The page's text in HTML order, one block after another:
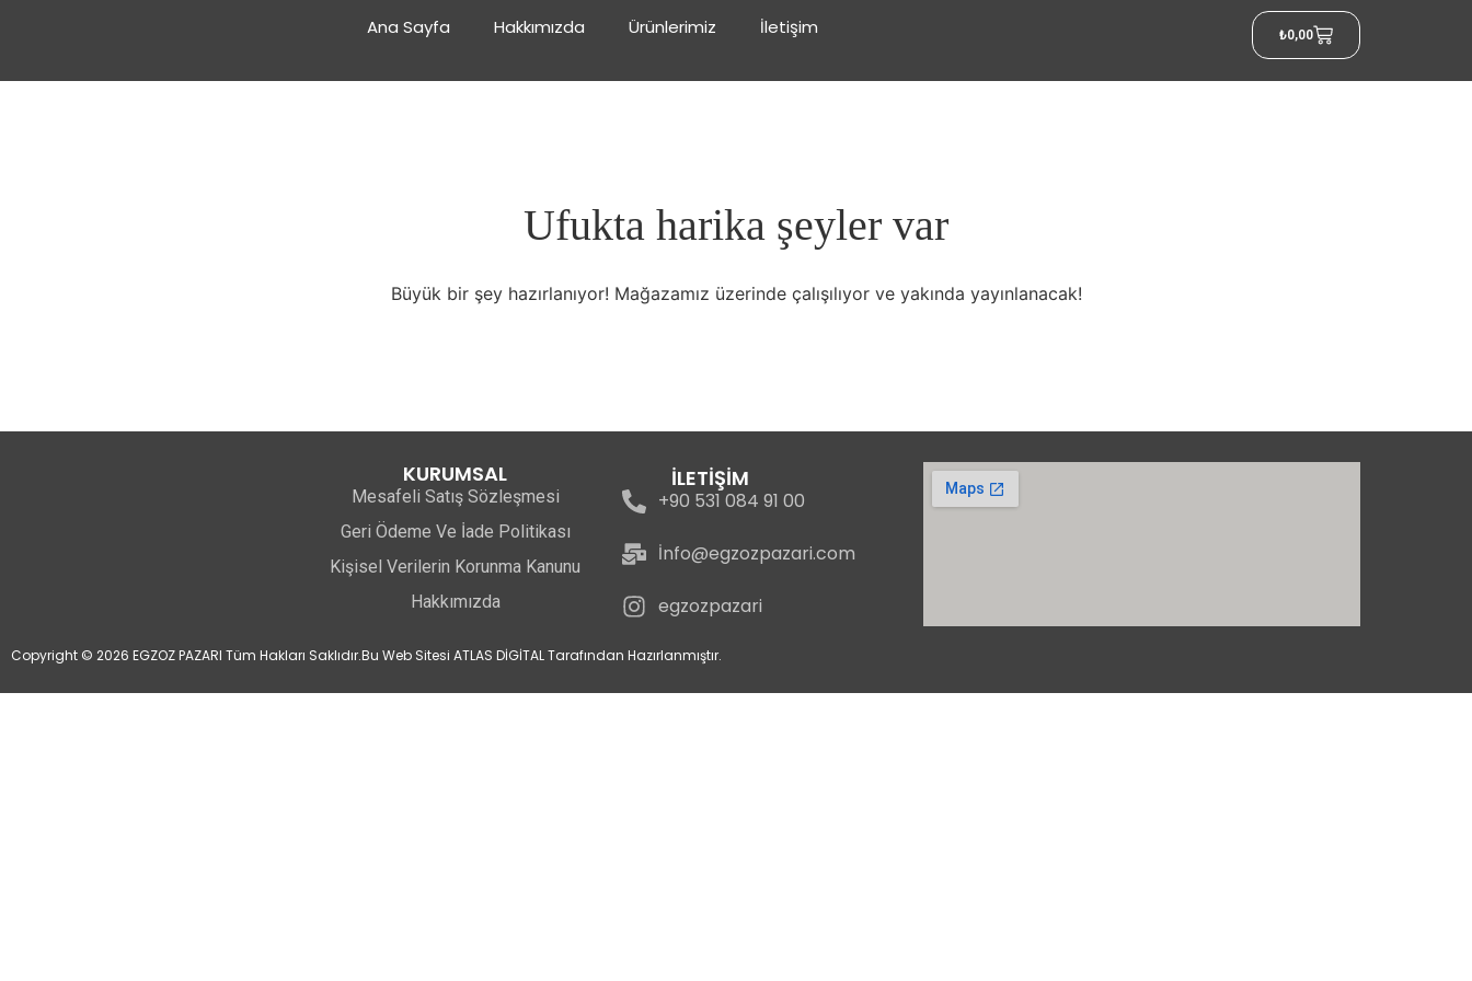
Ana Sayfa Hakkımızda Ürünlerimiz İletişim ₺0,00
Ufukta harika şeyler var
Büyük bir şey hazırlanıyor! Mağazamız üzerinde çalışılıyor ve yakında yayınlanacak!
KURUMSAL
Mesafeli Satış Sözleşmesi
Geri Ödeme Ve İade Politikası
Kişisel Verilerin Korunma Kanunu
Hakkımızda
İLETİŞİM
+90 531 084 91 00
İnfo@egzozpazari.com
egzozpazari
Copyright © 2026 EGZOZ PAZARI Tüm Hakları Saklıdır.Bu Web Sitesi ATLAS DİGİTAL Tarafından Hazırlanmıştır.